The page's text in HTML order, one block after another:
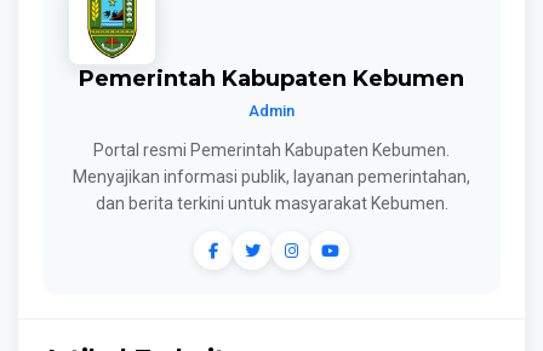
Pemerintah Kabupaten Kebumen
Admin
Portal resmi Pemerintah Kabupaten Kebumen.
Menyajikan informasi publik, layanan pemerintahan,
dan berita terkini untuk masyarakat Kebumen.